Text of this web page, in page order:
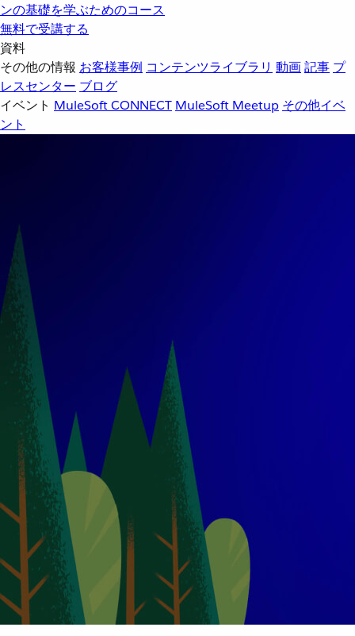
ンの基礎を学ぶためのコース
無料で受講する
資料
その他の情報 お客様事例 コンテンツライブラリ 動画記事 プ
レスセンター ブログ
イベント MuleSoft CONNECT MuleSoft Meetup その他イベ
ント